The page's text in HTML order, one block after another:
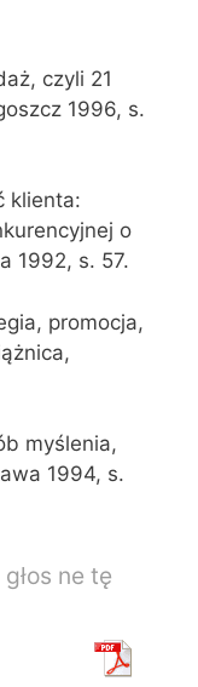
czyli 21
1996, s.
klienta:
o
1992, s. 57.
promocja,
myślenia,
1994, s.
ne tę